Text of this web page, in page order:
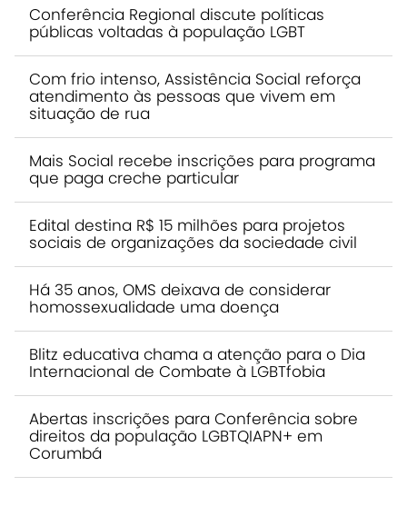
Conferência Regional discute políticas
públicas voltadas à população LGBT
Com frio intenso, Assistência Social reforça
atendimento às pessoas que vivem em
situação de rua
Mais Social recebe inscrições para programa
que paga creche particular
Edital destina R$ 15 milhões para projetos
sociais de organizações da sociedade civil
Há 35 anos, OMS deixava de considerar
homossexualidade uma doença
Blitz educativa chama a atenção para o Dia
Internacional de Combate à LGBTfobia
Abertas inscrições para Conferência sobre
direitos da população LGBTQIAPN+ em
Corumbá